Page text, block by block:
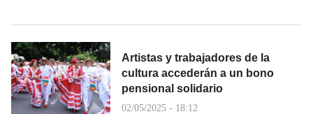
Artistas y trabajadores de la
cultura accederán a un bono
pensional solidario
02/05/2025 - 18:12